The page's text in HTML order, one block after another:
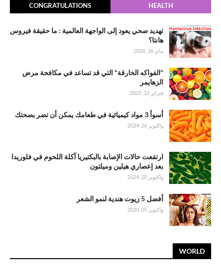
HEALTH
CONGRATULATIONS
تهديد صحي يعود إلى الواجهة العالمية : ما حقيقة فيروس
هانتا؟
ماي 16, 2026
"الفواكه الخارقة" التي قد تساعد في مكافحة مرض
الزهايمر
فبراير 12, 2025
أسوأ 3 مواد كيميائية في طعامك يمكن أن تضر بصحتك
واكتوبر 26, 2024
ارتفعت حالات الإصابة بالبكتيريا آكلة اللحوم في فلوريدا
بعد إعصاري هيلين وميلتون
واكتوبر 20, 2024
أفضل 5 زيوت هندية لنمو الشعر
واكتوبر 05, 2024
WORLD